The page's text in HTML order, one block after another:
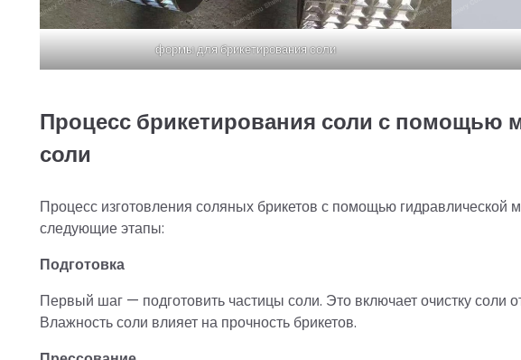
формы для брикетирования соли
Процесс брикетирования соли с помощью
соли
Процесс изготовления соляных брикетов с помощью
следующие этапы:
Подготовка
Первый шаг — подготовить частицы соли. Это включает очистку соли
Влажность соли влияет на прочность брикетов.